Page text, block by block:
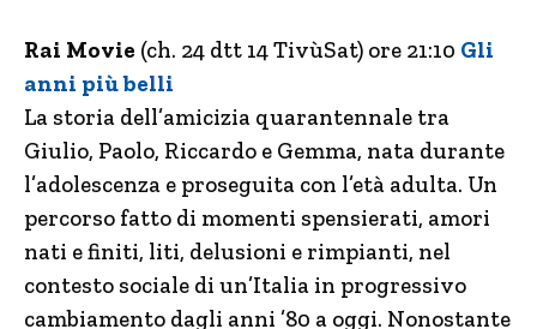
Rai Movie (ch. 24 dtt 14 TivùSat) ore 21:10 Gli
anni più belli
La storia dell’amicizia quarantennale tra
Giulio, Paolo, Riccardo e Gemma, nata durante
l’adolescenza e proseguita con l’età adulta. Un
percorso fatto di momenti spensierati, amori
nati e finiti, liti, delusioni e rimpianti, nel
contesto sociale di un’Italia in progressivo
cambiamento dagli anni ’80 a oggi. Nonostante